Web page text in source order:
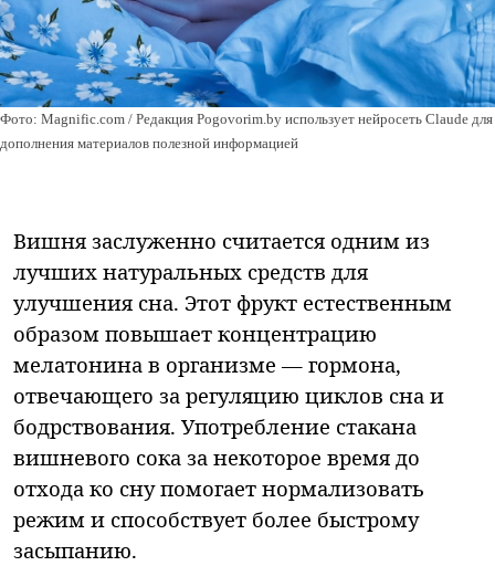
Фото: Magnific.com / Редакция Pogovorim.by использует нейросеть Claude для
дополнения материалов полезной информацией
Вишня заслуженно считается одним из
лучших натуральных средств для
улучшения сна. Этот фрукт естественным
образом повышает концентрацию
мелатонина в организме — гормона,
отвечающего за регуляцию циклов сна и
бодрствования. Употребление стакана
вишневого сока за некоторое время до
отхода ко сну помогает нормализовать
режим и способствует более быстрому
засыпанию.